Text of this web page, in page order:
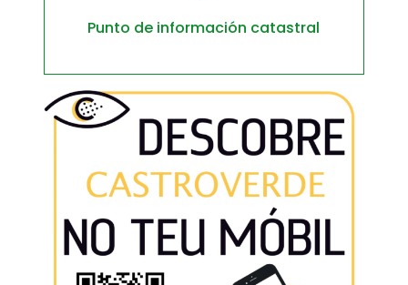
Punto de información catastral